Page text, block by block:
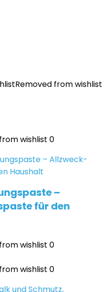
Removed from wishlist
wishlist 0
–
für den
wishlist 0
wishlist 0